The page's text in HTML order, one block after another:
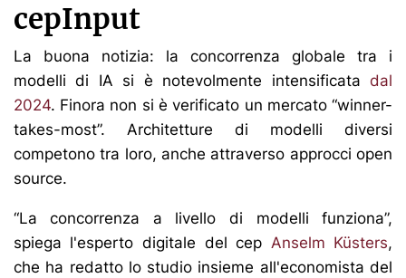
cepInput
La buona notizia: la concorrenza globale tra i
modelli di IA si è notevolmente intensificata dal
2024. Finora non si è verificato un mercato “winner-
takes-most”. Architetture di modelli diversi
competono tra loro, anche attraverso approcci open
source.
“La concorrenza a livello di modelli funziona”,
spiega l'esperto digitale del cep Anselm Küsters,
che ha redatto lo studio insieme all'economista del